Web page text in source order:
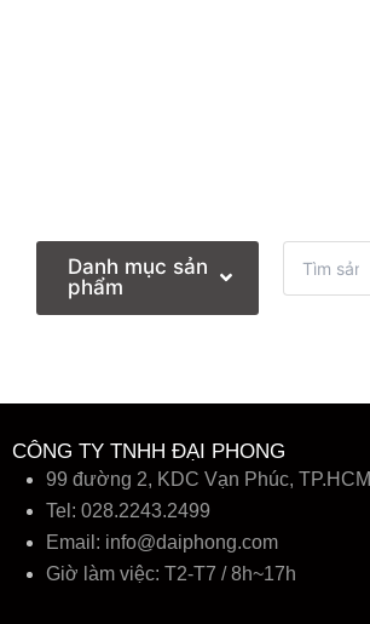
m
Danh mục sản
phẩm
CÔNG TY TNHH ĐẠI PHONG
99 đường 2, KDC Vạn Phúc, TP.HCM
Tel: 028.2243.2499
Email: info@daiphong.com
Giờ làm việc: T2-T7 / 8h~17h